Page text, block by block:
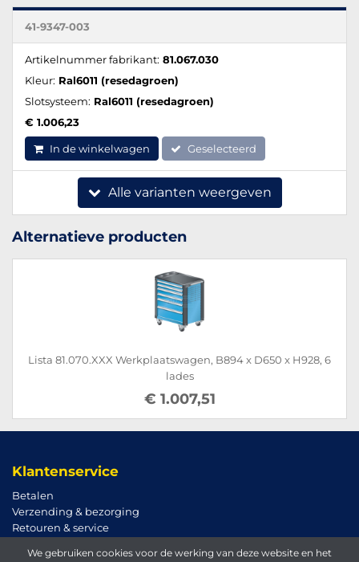
41-9347-003
Artikelnummer fabrikant: 81.067.030
Kleur: Ral6011 (resedagroen)
Slotsysteem: Ral6011 (resedagroen)
€ 1.006,23
In de winkelwagen Geselecteerd
Alle varianten weergeven
Alternatieve producten
Lista 81.070.XXX Werkplaatswagen, B894 x D650 x H928, 6
lades
€ 1.007,51
Klantenservice
Betalen
Verzending & bezorging
Retouren & service
We gebruiken cookies voor de werking van deze website en het